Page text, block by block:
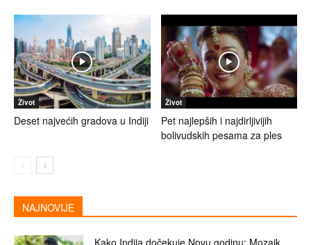
Život
Deset najvećih gradova u Indiji
Život
Pet najlepših i najdirljivijih
bolivudskih pesama za ples
NAJNOVIJE